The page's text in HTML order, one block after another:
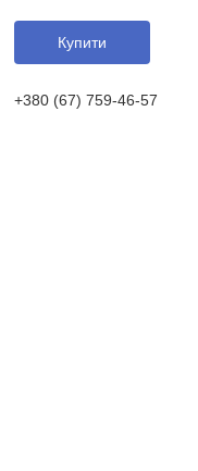
Купити
+380 (67) 759-46-57